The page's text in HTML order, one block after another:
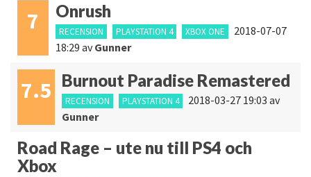
7 Onrush
RECENSION PLAYSTATION 4 XBOX ONE
2018-07-07
18:29 avGunner
7.5 Burnout Paradise Remastered
RECENSION PLAYSTATION 4 2018-03-27 19:03 av
Gunner
Road Rage – ute nu till PS4 och
Xbox